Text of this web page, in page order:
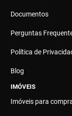
Documentos
Perguntas
Política de
Blog
IMÓVEIS
Imóveis para